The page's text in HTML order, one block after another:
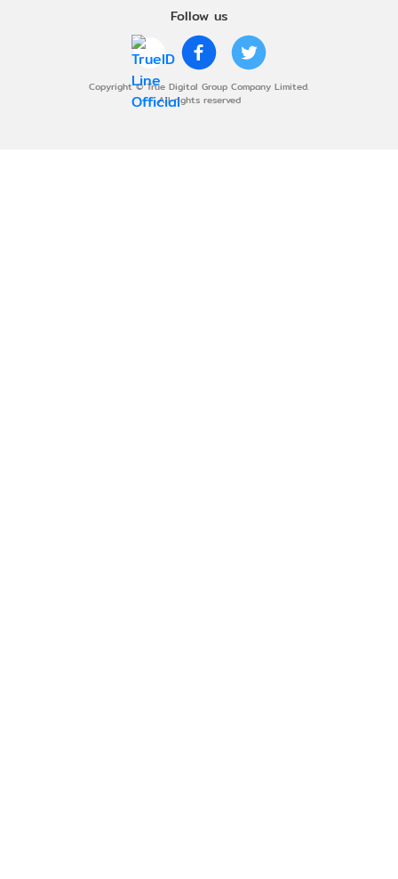
Follow us
Copyright © True Digital Group Company Limited.
All rights reserved